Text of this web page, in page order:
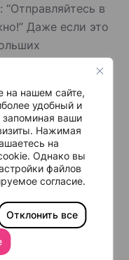
на нашем сайте,
удобный и
запоминая ваши
Нажимая
на
Однако вы
файлов
согласие.
Отклонить все
в
Даже если это
спасении жизни
меня в
мать
сына,
источником
что
Я